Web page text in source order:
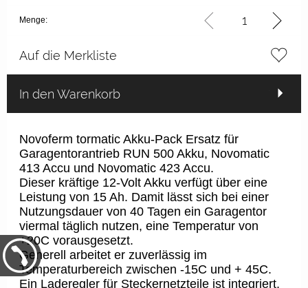
Menge:
Auf die Merkliste
In den Warenkorb
Novoferm tormatic Akku-Pack Ersatz für
Garagentorantrieb RUN 500 Akku, Novomatic
413 Accu und Novomatic 423 Accu.
Dieser kräftige 12-Volt Akku verfügt über eine
Leistung von 15 Ah. Damit lässt sich bei einer
Nutzungsdauer von 40 Tagen ein Garagentor
viermal täglich nutzen, eine Temperatur von
+20C vorausgesetzt.
Generell arbeitet er zuverlässig im
Temperaturbereich zwischen -15C und + 45C.
Ein Laderegler für Steckernetzteile ist integriert.